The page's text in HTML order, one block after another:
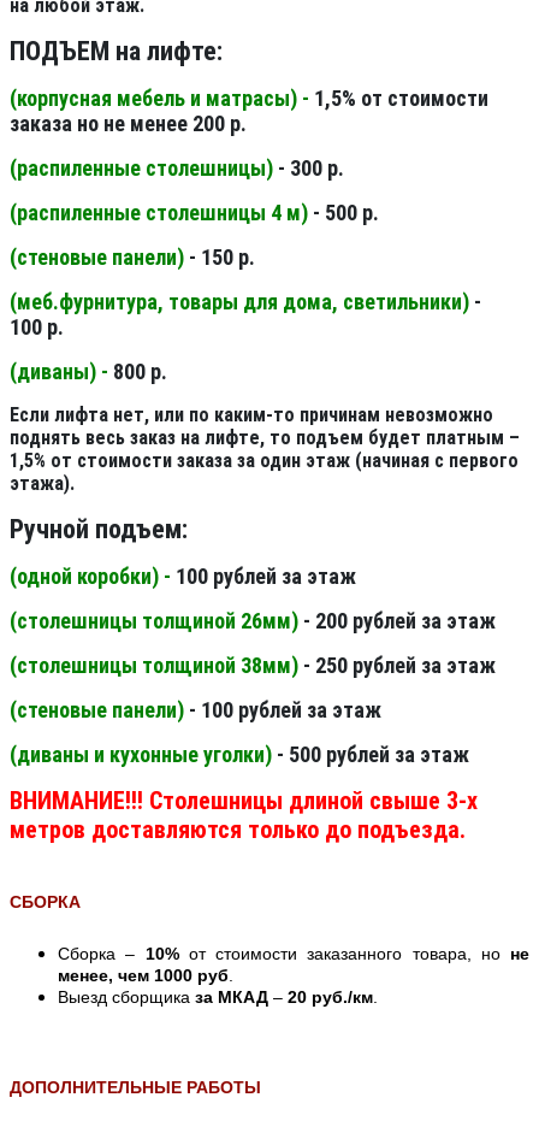
на любой этаж.
ПОДЪЕМ на лифте:
(корпусная мебель и матрасы) - 1,5% от стоимости
заказа но не менее 200 р.
(распиленные столешницы) - 300 р.
(распиленные столешницы 4 м) - 500 р.
(стеновые панели) - 150 р.
(меб.фурнитура, товары для дома, светильники) -
100 р.
(диваны) - 800 р.
Если лифта нет, или по каким-то причинам невозможно
поднять весь заказ на лифте, то подъем будет платным –
1,5% от стоимости заказа за один этаж (начиная с первого
этажа).
Ручной подъем:
(одной коробки) - 100 рублей за этаж
(столешницы толщиной 26мм) - 200 рублей за этаж
(столешницы толщиной 38мм) - 250 рублей за этаж
(стеновые панели) - 100 рублей за этаж
(диваны и кухонные уголки) - 500 рублей за этаж
ВНИМАНИЕ!!! Столешницы длиной свыше 3-х
метров доставляются только до подъезда.
СБОРКА
Сборка – 10%от стоимости заказанного товара, но не
менее, чем 1000 руб
Выезд сборщика за МКАД – 20 руб./км
ДОПОЛНИТЕЛЬНЫЕ РАБОТЫ